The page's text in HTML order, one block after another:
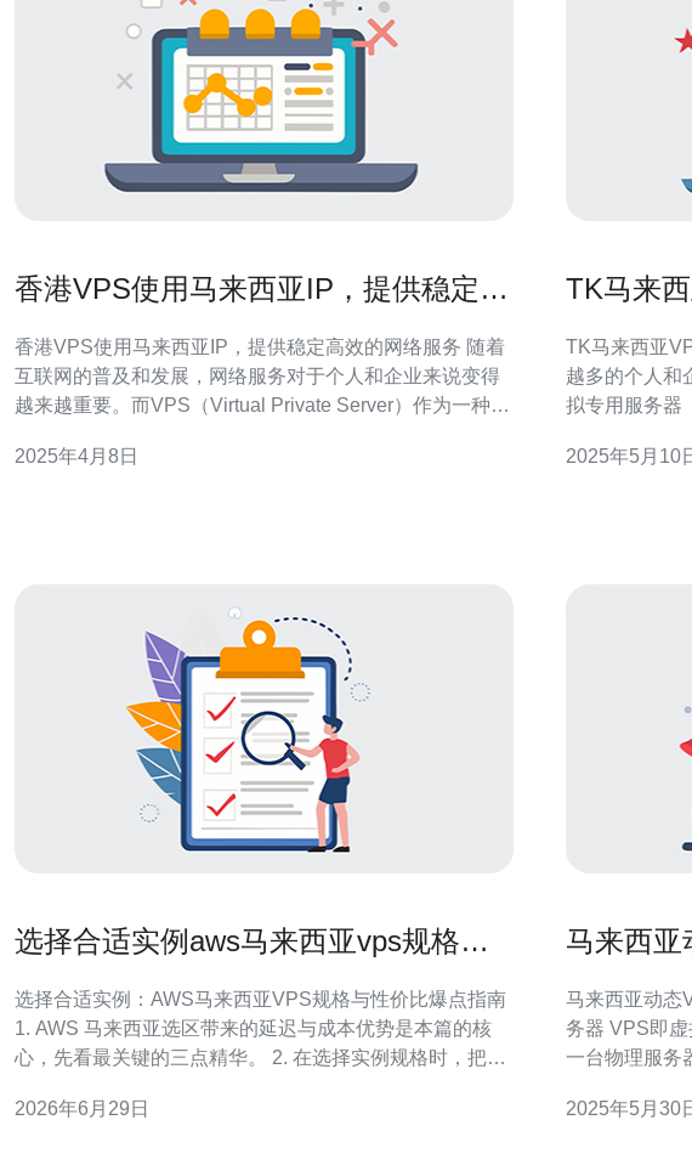
香港VPS使用马来西亚IP，提供稳定高
香港VPS使用马来西亚IP，提供稳定高效的网络服务 随着
互联网的普及和发展，网络服务对于个人和企业来说变得
越来越重要。而VPS（Virtual Private Server）作为一种高
睐。本文将介绍香港VPS使用马来西亚IP，为用户提供稳
2025年4月8日
TK马来
TK马来西亚VPS哪家好？ 随着
越多的个人和
拟专用服务器
名的VPS服务
2025年5月10
选择合适实例aws马来西亚vps规格选
选择合适实例：AWS马来西亚VPS规格与性价比爆点指南
1. AWS 马来西亚选区带来的延迟与成本优势是本篇的核
心，先看最关键的三点精华。 2. 在选择实例规格时，把
比决策靠数据：用成本/性能比
2026年6月29日
马来西亚
马来西亚动态
务器 VPS即虚拟专用服务器，是一种虚拟化技术，通过将
一台物理服务
性能、安全性和
2025年5月30